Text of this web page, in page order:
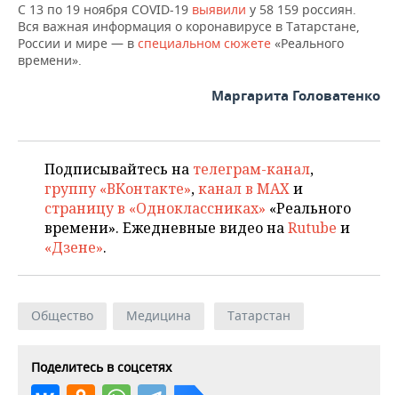
С 13 по 19 ноября COVID-19 выявили у 58 159 россиян.
Вся важная информация о коронавирусе в Татарстане,
России и мире — в специальном сюжете «Реального
времени».
Маргарита Головатенко
Подписывайтесь на телеграм-канал,
группу «ВКонтакте»,канал в MAXи
страницу в «Одноклассниках» «Реального
времени». Ежедневные видео наRutube и
«Дзене».
Общество Медицина Татарстан
Поделитесь в соцсетях